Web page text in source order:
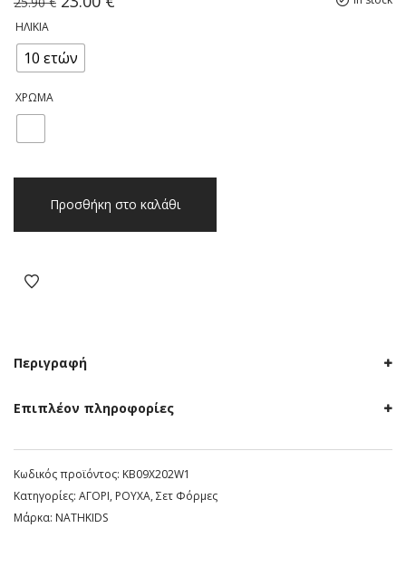
25.90 €.
ΗΛΙΚΊΑ
10 ετών
ΧΡΏΜΑ
παιδικό
αγόρι
Λευκό
Προσθήκη στο καλάθι
Περιγραφή
Επιπλέον πληροφορίες
Κωδικός προϊόντος: KB09X202W1
Κατηγορίες: ΑΓΟΡΙ, ΡΟΥΧΑ, Σετ Φόρμες
Μάρκα: NATHKIDS